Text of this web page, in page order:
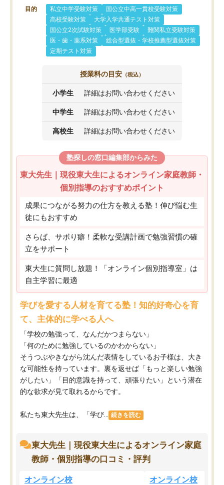
目的 私立中学受験対策
国公立中高一貫校受験対策
高校受験対策
大学入学共通テスト対策
国公立2次試験対策
医学部受験
難関私立受験対策
医・歯・薬系対策
総合型選抜・学校推薦型選抜対策
定期テスト対策
授業料の目安 （税込）
小学生 詳細はお問い合わせください
中学生 詳細はお問い合わせください
高校生 詳細はお問い合わせください
塾探しの窓口編集部からみた
東大先生｜現役東大生によるオンライン家庭教師・
個別指導のおすすめポイント
成果につながる努力の仕方を教える塾！伸び悩む生
徒にもおすすめ
さらば、サボり癖！柔軟な受講計画で勉強習慣の確
立をサポート
東大生に質問し放題！「オンライン個別指導室」は
自主学習に最適
学びを愛する人材を育てる塾！知的好奇心を育
て、主体的に学べる人へ
「学校の勉強って、なんだかつまらない」
「何のために勉強しているのかわからない」
そうつぶやきながら沈んだ表情をしているお子様は、大き
な可能性を持っています。裏を返せば「もっと楽しい勉強
がしたい」「目的意識を持って、頑張りたい」という潜在
的な欲求が見て取れるからです。
私たち東大先生は、「学び... 続きを読む
東大先生｜現役東大生によるオンライン家庭
教師・個別指導の口コミ・評判
オンライン校 オンライン校